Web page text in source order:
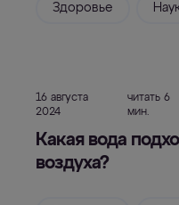
Здоровье
16 августа
2024
читать 6
мин.
Какая вода
воздуха?